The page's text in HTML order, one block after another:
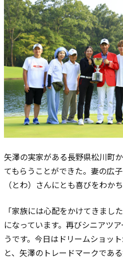
矢澤の実家がある長野県松川町
てもらうことができた。妻の広
（とわ）さんにとも喜びをわかち
「家族には心配をかけてきまし
になっています。再びシニアツ
うです。今日はドリームショッ
と、矢澤のトレードマークであ